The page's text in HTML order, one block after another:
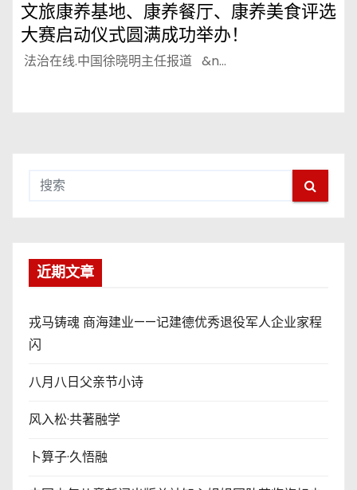
文旅康养基地、康养餐厅、康养美食评选
大赛启动仪式圆满成功举办！
法治在线.中国徐晓明主任报道 &n…
近期文章
戎马铸魂 商海建业——记建德优秀退役军人企业家程
闪
八月八日父亲节小诗
风入松·共著融学
卜算子·久悟融